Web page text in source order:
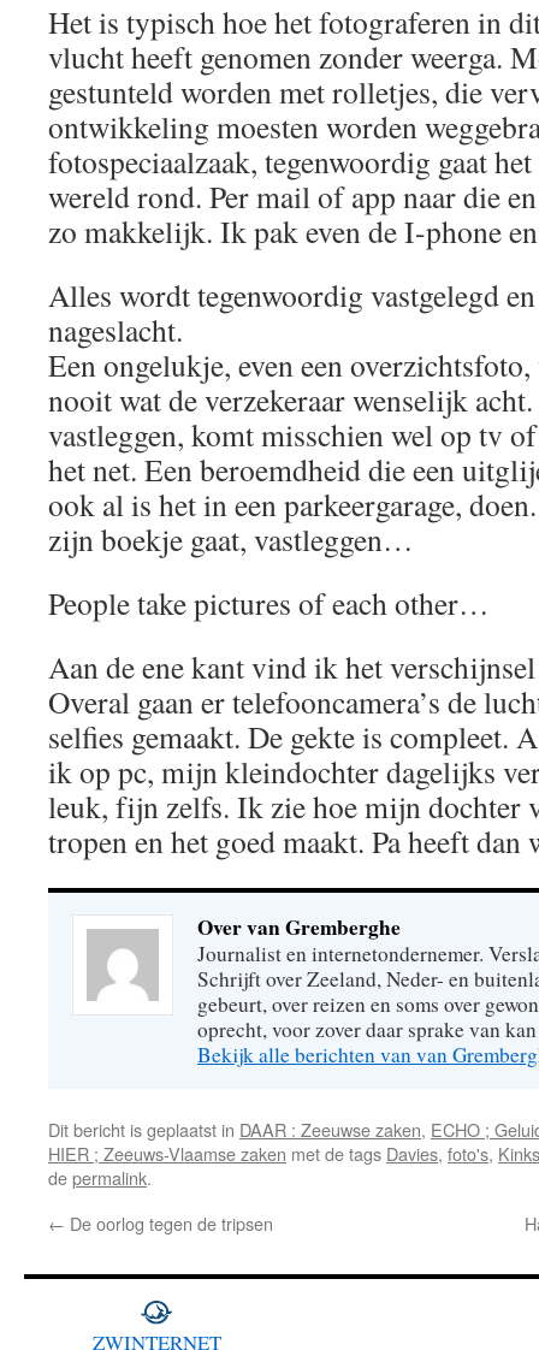
Het is typisch hoe het fotograferen in
vlucht heeft genomen zonder weerga.
gestunteld worden met rolletjes, die
ontwikkeling moesten worden
fotospeciaalzaak, tegenwoordig gaat
wereld rond. Per mail of app naar die
zo makkelijk. Ik pak even de I-phone
Alles wordt tegenwoordig vastgelegd
nageslacht.
Een ongelukje, even een
nooit wat de verzekeraar wenselijk
vastleggen, komt misschien wel op tv
het net. Een beroemdheid die een
ook al is het in een parkeergarage,
zijn boekje gaat, vastleggen…
People take pictures of each other…
Aan de ene kant vind ik het
Overal gaan er telefooncamera’s de
selfies gemaakt. De gekte is compleet.
ik op pc, mijn kleindochter dagelijks
leuk, fijn zelfs. Ik zie hoe mijn dochter
tropen en het goed maakt. Pa heeft dan
Over van Gremberghe
Journalist en internetondernemer.
Schrijft over Zeeland, Neder- en
gebeurt, over reizen en soms over
oprecht, voor zover daar sprake van
Bekijk alle berichten van van
Dit bericht is geplaatst in DAAR : Zeeuwse zaken, ECHO ;
HIER ; Zeeuws-Vlaamse zaken met de tags Davies, foto's, Kinks
depermalink.
← De oorlog tegen de tripsen
ZWINTERNET